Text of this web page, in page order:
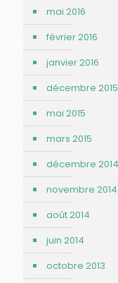
mai 2016
février 2016
janvier 2016
décembre 2015
mai 2015
mars 2015
décembre 2014
novembre 2014
août 2014
juin 2014
octobre 2013